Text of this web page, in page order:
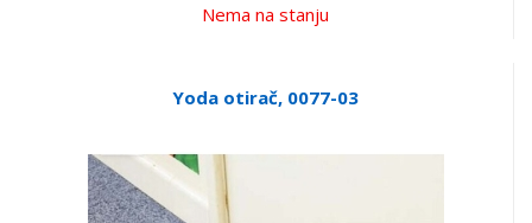
Nema na stanju
Yoda otirač, 0077-03